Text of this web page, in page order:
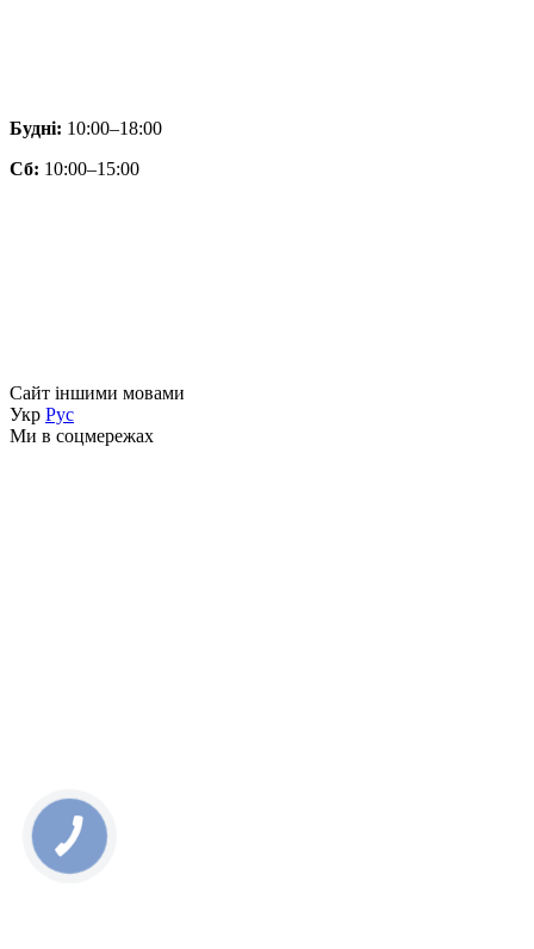
Будні: 10:00–18:00
Сб: 10:00–15:00
Сайт іншими мовами
Укр Рус
Ми в соцмережах